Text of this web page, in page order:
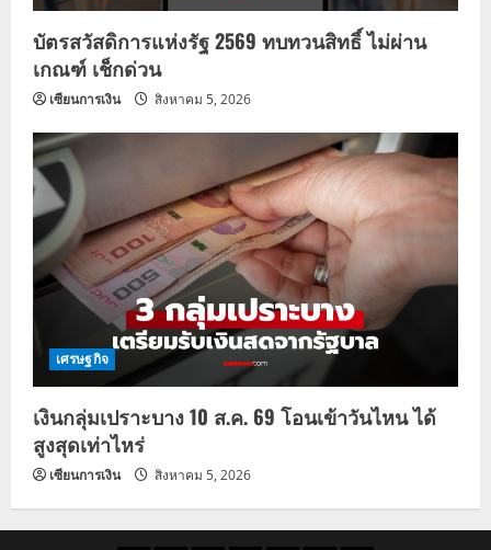
บัตรสวัสดิการแห่งรัฐ 2569 ทบทวนสิทธิ์ ไม่ผ่าน
เกณฑ์ เช็กด่วน
เซียนการเงิน สิงหาคม 5, 2026
เศรษฐกิจ
เงินกลุ่มเปราะบาง 10 ส.ค. 69 โอนเข้าวันไหน ได้
สูงสุดเท่าไหร่
เซียนการเงิน สิงหาคม 5, 2026